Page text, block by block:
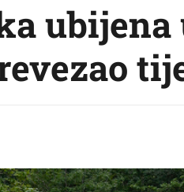
ubijena